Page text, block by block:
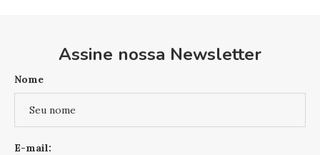
Assine nossa Newsletter
Nome
E-mail: